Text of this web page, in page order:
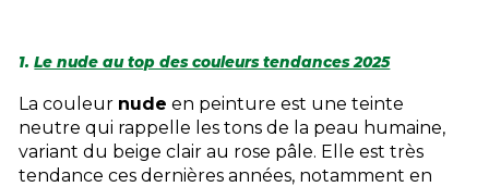
1.Le nude au top des couleurs tendances 2025
La couleur nude en peinture est une teinte
neutre qui rappelle les tons de la peau humaine,
variant du beige clair au rose pâle. Elle est très
tendance ces dernières années, notamment en